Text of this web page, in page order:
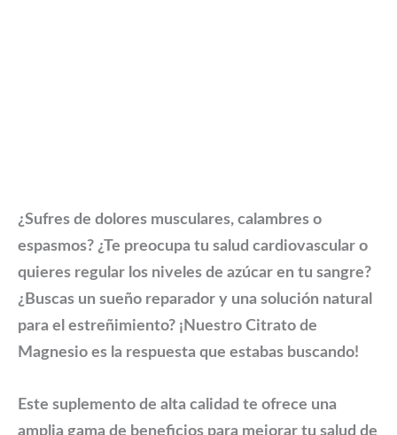
¿Sufres de dolores musculares, calambres o
espasmos? ¿Te preocupa tu salud cardiovascular o
quieres regular los niveles de azúcar en tu sangre?
¿Buscas un sueño reparador y una solución natural
para el estreñimiento? ¡Nuestro Citrato de
Magnesio es la respuesta que estabas buscando!
Este suplemento de alta calidad te ofrece una
amplia gama de beneficios para mejorar tu salud de